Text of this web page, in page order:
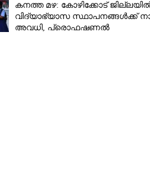
കനത്ത മഴ: കോഴിക്കോട്
വിദ്യാഭ്യാസ സ്ഥാപനങ്ങൾക്ക്
അവധി,​ പ്രൊഫഷണൽ